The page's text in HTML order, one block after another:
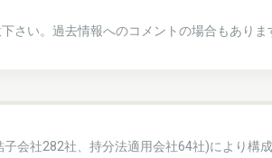
さい。過去情報へのコメントの場合もありま
会社282社、持分法適用会社64社)により構